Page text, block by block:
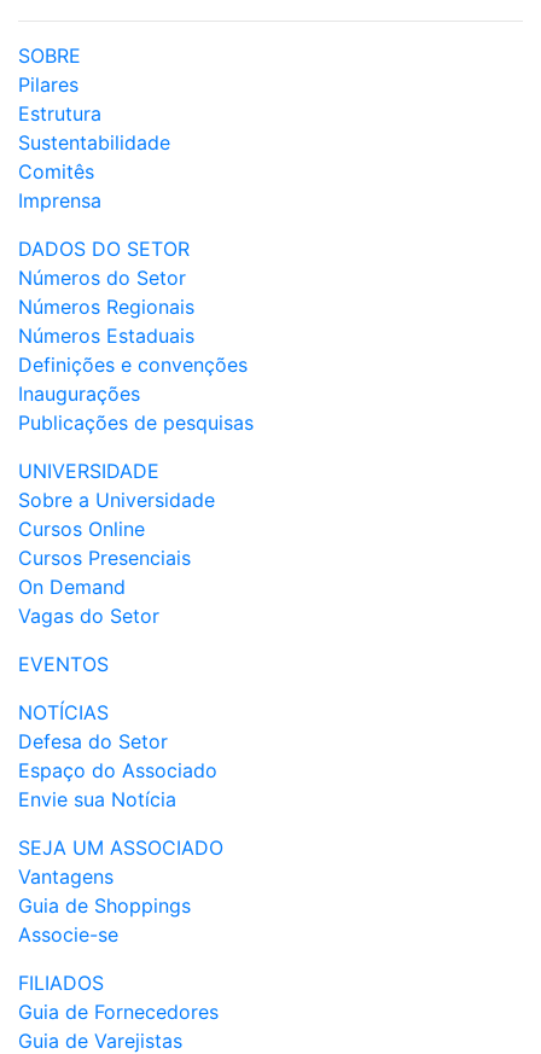
SOBRE
Pilares
Estrutura
Sustentabilidade
Comitês
Imprensa
DADOS DO SETOR
Números do Setor
Números Regionais
Números Estaduais
Definições e convenções
Inaugurações
Publicações de pesquisas
UNIVERSIDADE
Sobre a Universidade
Cursos Online
Cursos Presenciais
On Demand
Vagas do Setor
EVENTOS
NOTÍCIAS
Defesa do Setor
Espaço do Associado
Envie sua Notícia
SEJA UM ASSOCIADO
Vantagens
Guia de Shoppings
Associe-se
FILIADOS
Guia de Fornecedores
Guia de Varejistas